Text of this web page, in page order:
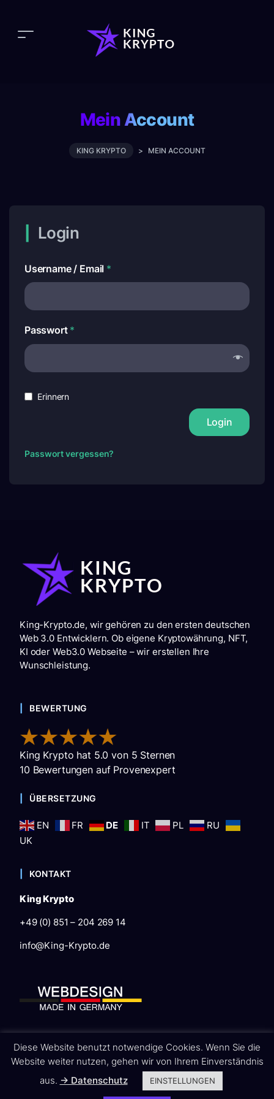
Mein Account
KING KRYPTO > MEIN ACCOUNT
Login
Username / Email *
Passwort *
Erinnern
Login
Passwort vergessen?
King-Krypto.de, wir gehören zu den ersten deutschen
Web 3.0 Entwicklern. Ob eigene Kryptowährung, NFT,
KI oder Web3.0 Webseite – wir erstellen Ihre
Wunschleistung.
BEWERTUNG
King Krypto hat 5.0 von 5 Sternen
10 Bewertungen auf Provenexpert
ÜBERSETZUNG
EN FR DE IT PL
RU
UK
KONTAKT
King Krypto
+49 (0) 851 – 204 269 14
info@King-Krypto.de
Startseite AGB Widerruf Impressum
Datenschutz
Kontakt
HNP
Diese Website benutzt notwendige Cookies. Wenn Sie die
Website weiter nutzen, gehen wir von Ihrem Einverständnis
aus. → Datenschutz EINSTELLUNGEN